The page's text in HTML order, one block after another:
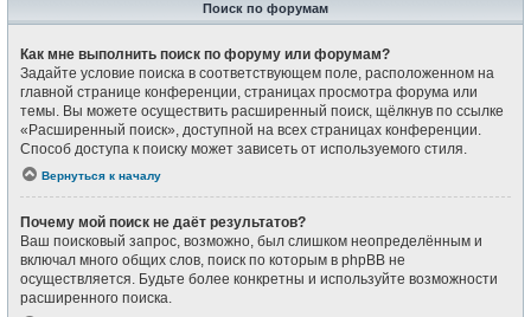
Поиск по форумам
Как мне выполнить поиск по форуму или форумам?
Задайте условие поиска в соответствующем поле, расположенном на
главной странице конференции, страницах просмотра форума или
темы. Вы можете осуществить расширенный поиск, щёлкнув по ссылке
«Расширенный поиск», доступной на всех страницах конференции.
Способ доступа к поиску может зависеть от используемого стиля.
Вернуться к началу
Почему мой поиск не даёт результатов?
Ваш поисковый запрос, возможно, был слишком неопределённым и
включал много общих слов, поиск по которым в phpBB не
осуществляется. Будьте более конкретны и используйте возможности
расширенного поиска.